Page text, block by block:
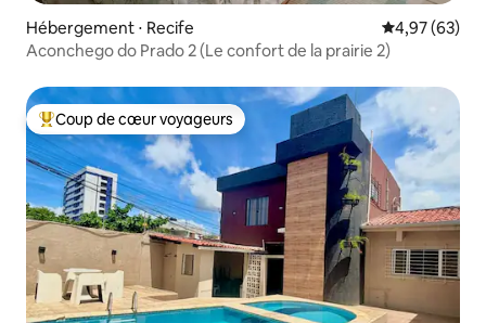
Hébergement ⋅ Recife Évaluation
4,97 (63)
Aconchego do Prado 2 (Le confort de la prairie 2)
Coups de cœur voyageurs les plus appréciés
Coup de cœur voyageurs